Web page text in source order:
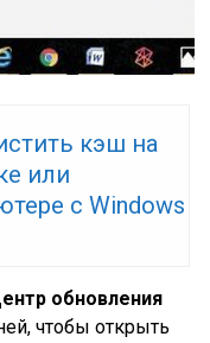
кэш на
или
с Windows
обновления
чтобы открыть